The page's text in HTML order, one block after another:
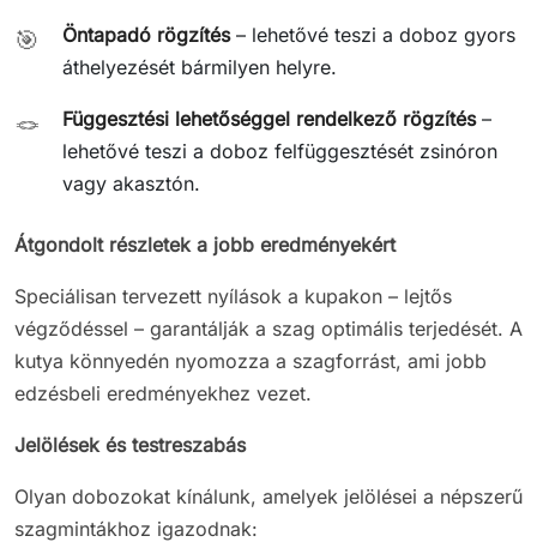
🎯 Öntapadó rögzítés– lehetővé teszi a doboz gyors
áthelyezését bármilyen helyre.
🪢 Függesztési lehetőséggel rendelkező rögzítés–
lehetővé teszi a doboz felfüggesztését zsinóron
vagy akasztón.
Átgondolt részletek a jobb eredményekért
Speciálisan tervezett nyílások a kupakon – lejtős
végződéssel – garantálják a szag optimális terjedését. A
kutya könnyedén nyomozza a szagforrást, ami jobb
edzésbeli eredményekhez vezet.
Jelölések és testreszabás
Olyan dobozokat kínálunk, amelyek jelölései a népszerű
szagmintákhoz igazodnak: